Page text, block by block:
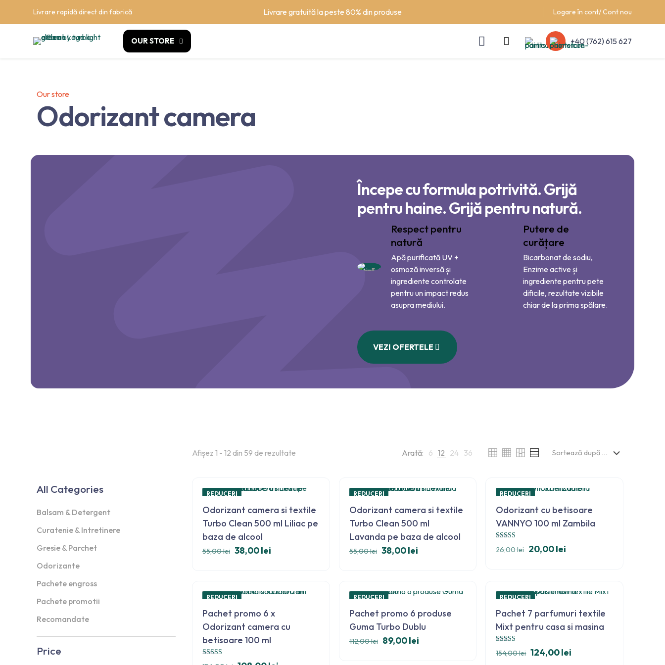
Livrare rapidă direct din fabrică Livrare gratuită la peste 80% din produse Logare în cont/ Cont nou
OUR STORE +40 (762) 615 627
Our store
Odorizant camera
Începe cu formula potrivită. Grijă
pentru haine. Grijă pentru natură.
Respect pentru
natură
Apă purificată UV +
osmoză inversă și
ingrediente controlate
pentru un impact redus
asupra mediului.
Putere de
curățare
Bicarbonat de sodiu,
Enzime active și
ingrediente pentru pete
dificile, rezultate vizibile
chiar de la prima spălare.
VEZI OFERTELE
All Categories
Balsam & Detergent
Curatenie & Intretinere
Gresie & Parchet
Odorizante
Pachete engross
Pachete promotii
Recomandate
Price
Afișez 1 - 12 din 59 de rezultate Arată: 6 12 24 36
REDUCERI
Odorizant camera si textile
Turbo Clean 500 ml Liliac pe
baza de alcool
55,00lei 38,00lei
REDUCERI
Odorizant camera si textile
Turbo Clean 500 ml
Lavanda pe baza de alcool
55,00lei 38,00lei
REDUCERI
Odorizant cu betisoare
VANNYO 100 ml Zambila
5.00
26,00lei 20,00lei
REDUCERI
Pachet promo 6 x
Odorizant camera cu
betisoare 100 ml
REDUCERI
Pachet promo 6 produse
Guma Turbo Dublu
112,00lei 89,00lei
REDUCERI
Pachet 7 parfumuri textile
Mixt pentru casa si masina
5.00
154,00lei 124,00lei
Subscribe our Newsletter
20% money with